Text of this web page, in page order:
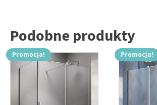
Podobne produkty
Promocja! Promocja!